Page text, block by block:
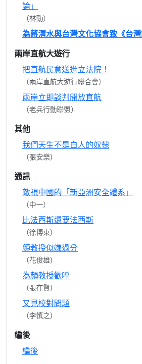
論」
（林勁）
為蔣渭水與台灣文化協會致《台
兩岸直航大遊行
把直航民意送進立法院！
（兩岸直航大遊行聯合會）
兩岸立即談判開放直航
（老兵行動聯盟）
其他
我們天生不是白人的奴隸
（張安樂）
通訊
敵視中國的「新亞洲安全體系」
（中一）
比法西斯還要法西斯
（徐博東）
顏教授似嫌過分
（花俊雄）
為顏教授歡呼
（張在賢）
又見校對問題
（李慎之）
編後
編後